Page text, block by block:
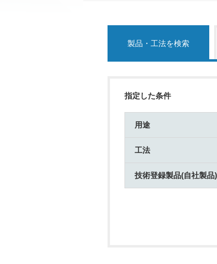
製品・工法を検索
指定した条件
用途
工法
技術登録製品(自社製品)